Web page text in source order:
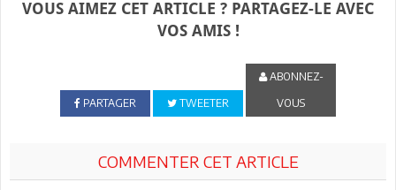
VOUS AIMEZ CET ARTICLE ? PARTAGEZ-LE AVEC
VOS AMIS !
PARTAGER TWEETER
ABONNEZ-
VOUS
COMMENTER CET ARTICLE